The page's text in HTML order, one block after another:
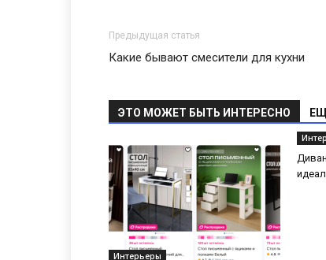
Предыдущая статья
Какие бывают смесители для кухни
ЭТО МОЖЕТ БЫТЬ ИНТЕРЕСНО
Интерьеры